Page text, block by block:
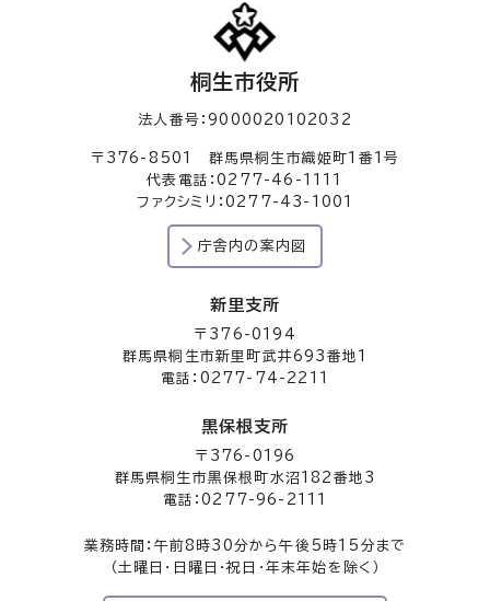
桐生市役所
法人番号：9000020102032
〒376-8501 群馬県桐生市織姫町1番1号
代表電話：0277-46-1111
ファクシミリ：0277-43-1001
庁舎内の案内図
新里支所
〒376-0194
群馬県桐生市新里町武井693番地1
電話：0277-74-2211
黒保根支所
〒376-0196
群馬県桐生市黒保根町水沼182番地3
電話：0277-96-2111
業務時間：午前8時30分から午後5時15分まで
（土曜日・日曜日・祝日・年末年始を除く）